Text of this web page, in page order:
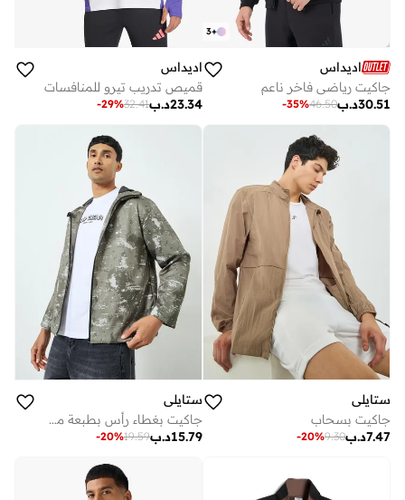
+
3
اديداس
جاكيت رياضي فاخر ناعم
د.ب30.51
46.50
-35%
اديداس
قميص تدريب تيرو للمنافسات
د.ب23.34
32.41
-29%
ستايلي
جاكيت بسحاب
د.ب7.47
9.30
-20%
ستايلي
جاكيت بغطاء رأس بطبعة مموهة
د.ب15.79
19.59
-20%